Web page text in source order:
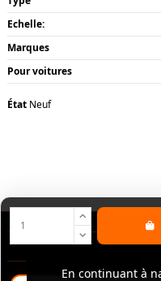
En continuant à
Echelle:
Marques
Pour voitures
État Neuf
En continuant à